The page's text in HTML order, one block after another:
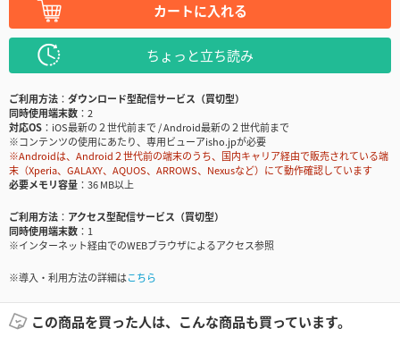
カートに入れる
ちょっと立ち読み
ご利用方法
ダウンロード型配信サービス（買切型）
同時使用端末数
2
対応OS
iOS最新の２世代前まで / Android最新の２世代前まで
※コンテンツの使用にあたり、専用ビューアisho.jpが必要
※Androidは、Android２世代前の端末のうち、国内キャリア経由で販売されている端
末（Xperia、GALAXY、AQUOS、ARROWS、Nexusなど）にて動作確認しています
必要メモリ容量
36 MB以上
ご利用方法
アクセス型配信サービス（買切型）
同時使用端末数
1
※インターネット経由でのWEBブラウザによるアクセス参照
※導入・利用方法の詳細はこちら
この商品を買った人は、こんな商品も買っています。